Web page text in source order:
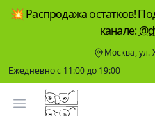
💥 Распродажа остатков!
канале:
Москва, ул.
Ежедневно с 11:00 до 19:00
Открыть меню
Два Ботаника